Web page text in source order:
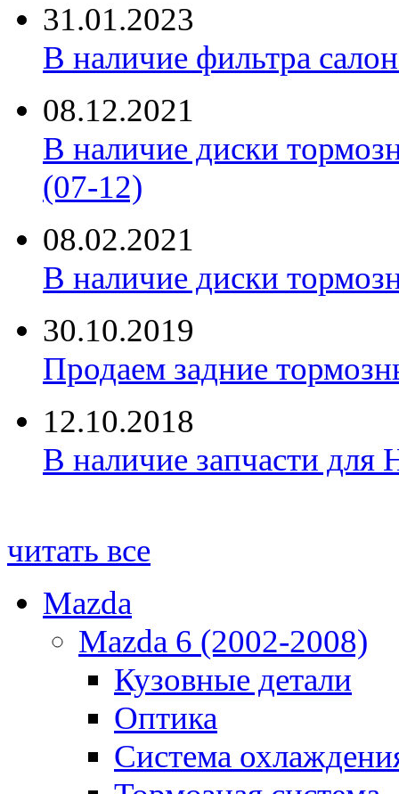
31.01.2023
В наличие фильтра
08.12.2021
В наличие диски
(07-12)
08.02.2021
В наличие диски
30.10.2019
Продаем задние
12.10.2018
В наличие запчасти для
читать все
Mazda
Mazda 6 (2002-2008)
Кузовные детали
Оптика
Система